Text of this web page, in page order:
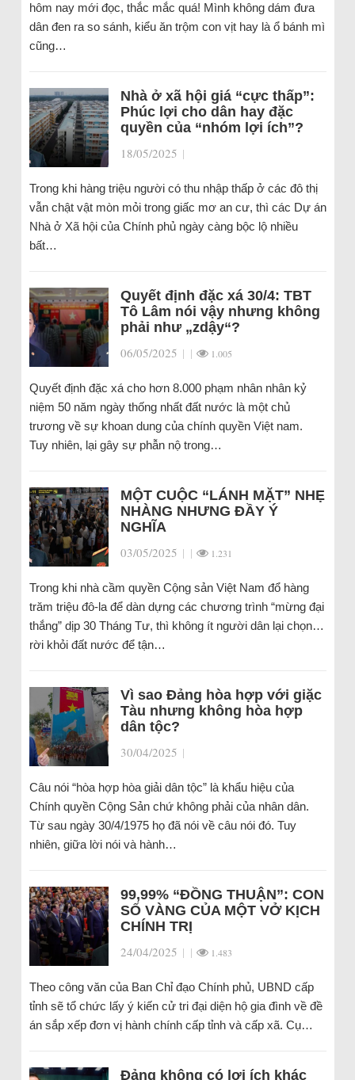
hôm nay mới đọc, thắc mắc quá! Mình không dám đưa
dân đen ra so sánh, kiểu ăn trộm con vịt hay là ổ bánh mì
cũng…
Nhà ở xã hội giá “cực thấp”:
Phúc lợi cho dân hay đặc
quyền của “nhóm lợi ích”?
18/05/2025 |
Trong khi hàng triệu người có thu nhập thấp ở các đô thị
vẫn chật vật mòn mỏi trong giấc mơ an cư, thì các Dự án
Nhà ở Xã hội của Chính phủ ngày càng bộc lộ nhiều
bất…
Quyết định đặc xá 30/4: TBT
Tô Lâm nói vậy nhưng không
phải như „zdậy“?
06/05/2025 | | 1.005
Quyết định đặc xá cho hơn 8.000 phạm nhân nhân kỷ
niệm 50 năm ngày thống nhất đất nước là một chủ
trương về sự khoan dung của chính quyền Việt nam.
Tuy nhiên, lại gây sự phẫn nộ trong…
MỘT CUỘC “LÁNH MẶT” NHẸ
NHÀNG NHƯNG ĐẦY Ý
NGHĨA
03/05/2025 | | 1.231
Trong khi nhà cầm quyền Cộng sản Việt Nam đổ hàng
trăm triệu đô-la để dàn dựng các chương trình “mừng đại
thắng” dịp 30 Tháng Tư, thì không ít người dân lại chọn…
rời khỏi đất nước để tận…
Vì sao Đảng hòa hợp với giặc
Tàu nhưng không hòa hợp
dân tộc?
30/04/2025 |
Câu nói “hòa hợp hòa giải dân tộc” là khẩu hiệu của
Chính quyền Cộng Sản chứ không phải của nhân dân.
Từ sau ngày 30/4/1975 họ đã nói về câu nói đó. Tuy
nhiên, giữa lời nói và hành…
99,99% “ĐỒNG THUẬN”: CON
SỐ VÀNG CỦA MỘT VỞ KỊCH
CHÍNH TRỊ
24/04/2025 | | 1.483
Theo công văn của Ban Chỉ đạo Chính phủ, UBND cấp
tỉnh sẽ tổ chức lấy ý kiến cử tri đại diện hộ gia đình về đề
án sắp xếp đơn vị hành chính cấp tỉnh và cấp xã. Cụ…
Đảng không có lợi ích khác